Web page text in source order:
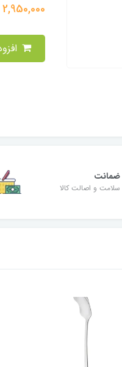
2,950,000
ضمانت
سلامت و اصالت کالا